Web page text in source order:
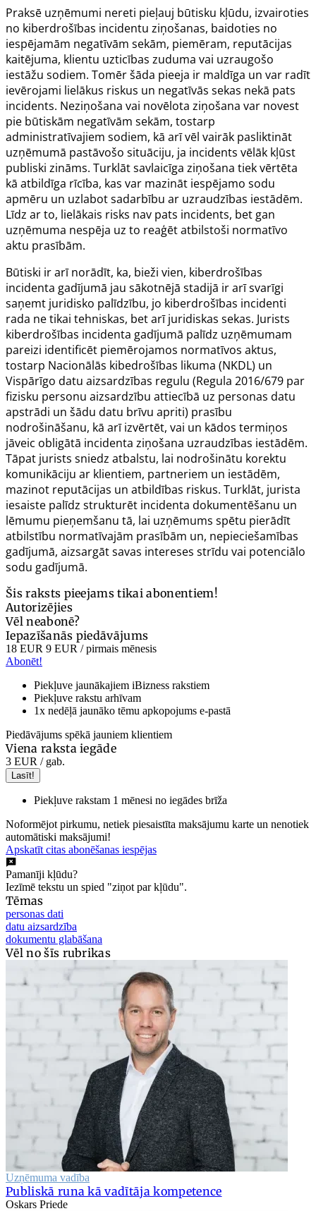
Praksē uzņēmumi nereti pieļauj būtisku kļūdu, izvairoties
no kiberdrošības incidentu ziņošanas, baidoties no
iespējamām negatīvām sekām, piemēram, reputācijas
kaitējuma, klientu uzticības zuduma vai uzraugošo
iestāžu sodiem. Tomēr šāda pieeja ir maldīga un var radīt
ievērojami lielākus riskus un negatīvās sekas nekā pats
incidents. Neziņošana vai novēlota ziņošana var novest
pie būtiskām negatīvām sekām, tostarp
administratīvajiem sodiem, kā arī vēl vairāk pasliktināt
uzņēmumā pastāvošo situāciju, ja incidents vēlāk kļūst
publiski zināms. Turklāt savlaicīga ziņošana tiek vērtēta
kā atbildīga rīcība, kas var mazināt iespējamo sodu
apmēru un uzlabot sadarbību ar uzraudzības iestādēm.
Līdz ar to, lielākais risks nav pats incidents, bet gan
uzņēmuma nespēja uz to reaģēt atbilstoši normatīvo
aktu prasībām.
Būtiski ir arī norādīt, ka, bieži vien, kiberdrošības
incidenta gadījumā jau sākotnējā stadijā ir arī svarīgi
saņemt juridisko palīdzību, jo kiberdrošības incidenti
rada ne tikai tehniskas, bet arī juridiskas sekas. Jurists
kiberdrošības incidenta gadījumā palīdz uzņēmumam
pareizi identificēt piemērojamos normatīvos aktus,
tostarp Nacionālās kibedrošības likuma (NKDL) un
Vispārīgo datu aizsardzības regulu (Regula 2016/679 par
fizisku personu aizsardzību attiecībā uz personas datu
apstrādi un šādu datu brīvu apriti) prasību
nodrošināšanu, kā arī izvērtēt, vai un kādos termiņos
jāveic obligātā incidenta ziņošana uzraudzības iestādēm.
Tāpat jurists sniedz atbalstu, lai nodrošinātu korektu
komunikāciju ar klientiem, partneriem un iestādēm,
mazinot reputācijas un atbildības riskus. Turklāt, jurista
iesaiste palīdz strukturēt incidenta dokumentēšanu un
lēmumu pieņemšanu tā, lai uzņēmums spētu pierādīt
atbilstību normatīvajām prasībām un, nepieciešamības
gadījumā, aizsargāt savas intereses strīdu vai potenciālo
sodu gadījumā.
Šis raksts pieejams tikai abonentiem!
Autorizējies
Vēl neabonē?
Iepazīšanās piedāvājums
18 EUR 9 EUR / pirmais mēnesis
Abonēt!
Piekļuve jaunākajiem iBizness rakstiem
Piekļuve rakstu arhīvam
1x nedēļā jaunāko tēmu apkopojums e-pastā
Piedāvājums spēkā jauniem klientiem
Viena raksta iegāde
3 EUR / gab.
Lasīt!
Piekļuve rakstam 1 mēnesi no iegādes brīža
Noformējot pirkumu, netiek piesaistīta maksājumu karte un nenotiek
automātiski maksājumi!
Apskatīt citas abonēšanas iespējas
Pamanīji kļūdu?
Iezīmē tekstu un spied "ziņot par kļūdu".
Tēmas
personas dati
datu aizsardzība
dokumentu glabāšana
Vēl no šīs rubrikas
Uzņēmuma vadība
Publiskā runa kā vadītāja kompetence
Oskars Priede